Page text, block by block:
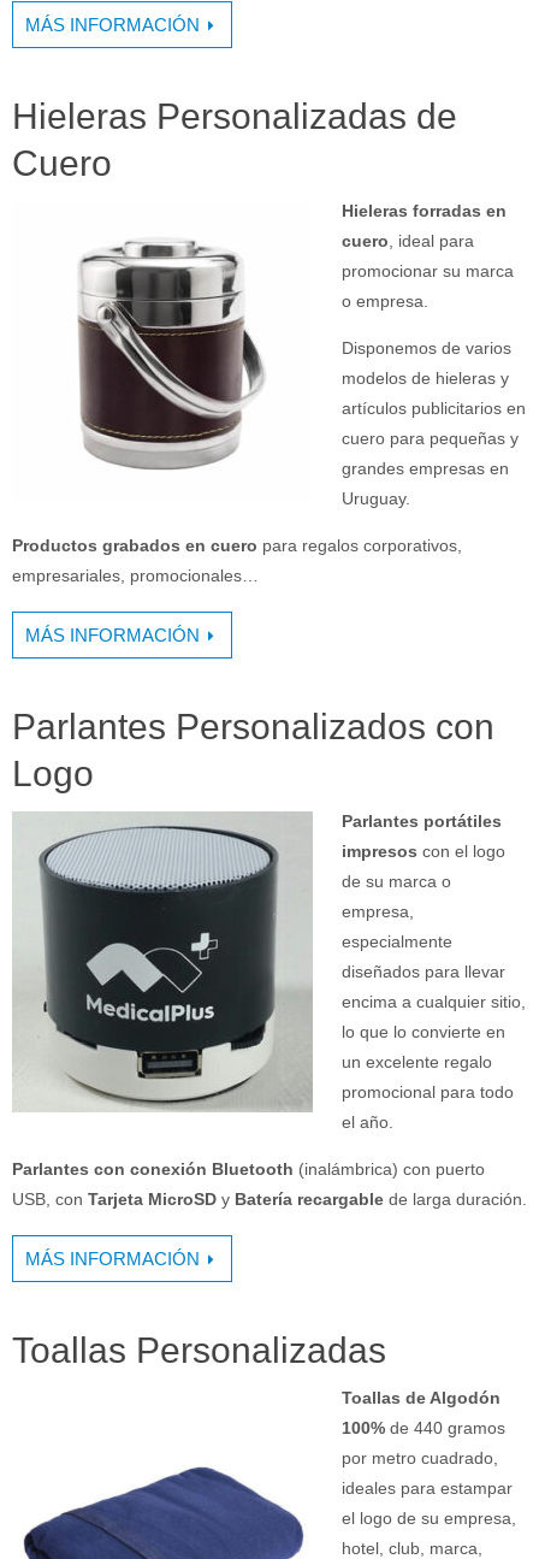
MÁS INFORMACIÓN
Hieleras Personalizadas de
Cuero
Hieleras forradas en
cuero , ideal para
promocionar su marca
o empresa.
Disponemos de varios
modelos de hieleras y
artículos publicitarios en
cuero para pequeñas y
grandes empresas en
Uruguay.
Productos grabados en cuero para regalos corporativos,
empresariales, promocionales…
MÁS INFORMACIÓN
Parlantes Personalizados con
Logo
Parlantes portátiles
impresos con el logo
de su marca o
empresa,
especialmente
diseñados para llevar
encima a cualquier sitio,
lo que lo convierte en
un excelente regalo
promocional para todo
el año.
Parlantes con conexión Bluetooth (inalámbrica) con puerto
USB, con Tarjeta MicroSD y Batería recargable de larga duración.
MÁS INFORMACIÓN
Toallas Personalizadas
Toallas de Algodón
100% de 440 gramos
por metro cuadrado,
ideales para estampar
el logo de su empresa,
hotel, club, marca,